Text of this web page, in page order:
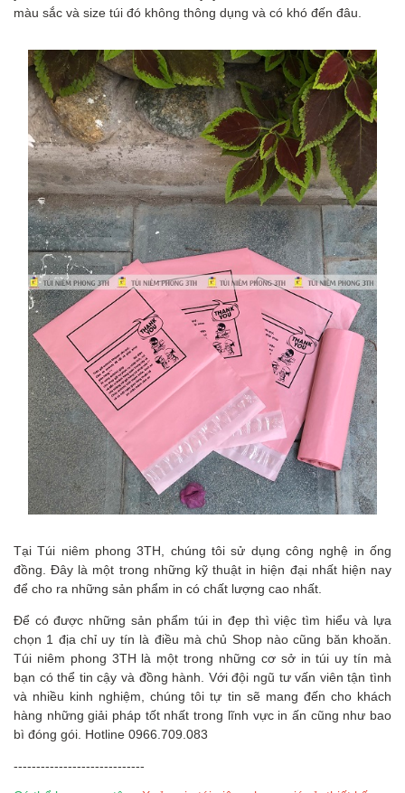
màu sắc và size túi đó không thông dụng và có khó đến đâu.
Tại Túi niêm phong 3TH, chúng tôi sử dụng công nghệ in ống
đồng. Đây là một trong những kỹ thuật in hiện đại nhất hiện nay
để cho ra những sản phẩm in có chất lượng cao nhất.
Để có được những sản phẩm túi in đẹp thì việc tìm hiểu và lựa
chọn 1 địa chỉ uy tín là điều mà chủ Shop nào cũng băn khoăn.
Túi niêm phong 3TH là một trong những cơ sở in túi uy tín mà
bạn có thể tin cậy và đồng hành. Với đội ngũ tư vấn viên tận tình
và nhiều kinh nghiệm, chúng tôi tự tin sẽ mang đến cho khách
hàng những giải pháp tốt nhất trong lĩnh vực in ấn cũng như bao
bì đóng gói. Hotline 0966.709.083
-----------------------------